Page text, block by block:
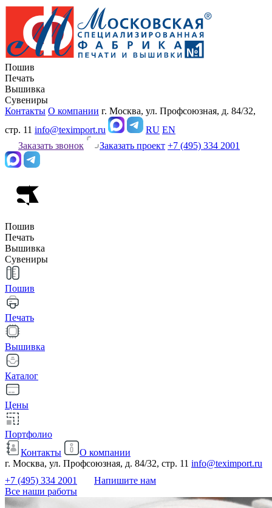
Пошив
Печать
Вышивка
Сувениры
Контакты О компании г. Москва, ул. Профсоюзная, д. 84/32,
стр. 11 info@teximport.ru RU EN
Заказать звонок
Заказать проект +7 (495) 334 2001
Пошив
Печать
Вышивка
Сувениры
Пошив
Печать
Вышивка
Каталог
Цены
Портфолио
Контакты
О компании
г. Москва, ул. Профсоюзная, д. 84/32, стр. 11 info@teximport.ru
+7 (495) 334 2001
Напишите нам
Все наши работы